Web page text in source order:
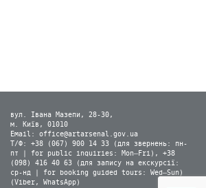
вул. Івана Мазепи, 28-30,
м. Київ, 01010
Email: office@artarsenal.gov.ua
Т/Ф: +38 (067) 900 14 33 (для звернень: пн-
пт | for public inquiries: Mon–Fri), +38
(098) 416 40 63 (для запису на екскурсії:
ср-нд | for booking guided tours: Wed–Sun)
(Viber, WhatsApp)